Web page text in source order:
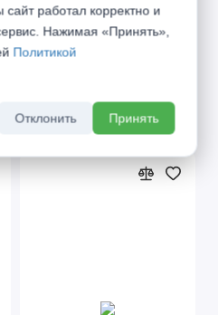
от 14 735 ₽
работал корректно и
Нажимая «Принять»,
Политикой
Отклонить Принять